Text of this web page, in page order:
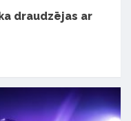
draudzējas ar